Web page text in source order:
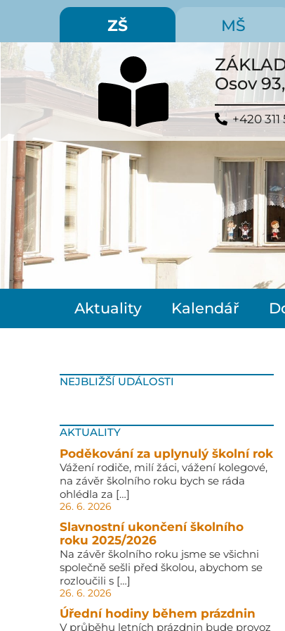
ZŠ MŠ
Osov
+420
Aktuality Kalendář
NEJBLIŽŠÍ UDÁLOSTI
AKTUALITY
Poděkování za uplynulý školní rok
Vážení rodiče, milí žáci, vážení kolegové,
na závěr školního roku bych se ráda
ohlédla za […]
26. 6. 2026
Slavnostní ukončení školního
roku 2025/2026
Na závěr školního roku jsme se všichni
společně sešli před školou, abychom se
rozloučili s […]
26. 6. 2026
Úřední hodiny během prázdnin
V průběhu letních prázdnin bude provoz